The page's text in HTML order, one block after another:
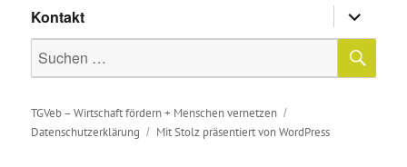
Kontakt
anzeigen
Suche
nach:
TGVeb – Wirtschaft fördern + Menschen vernetzen
Datenschutzerklärung
Mit Stolz präsentiert von WordPress